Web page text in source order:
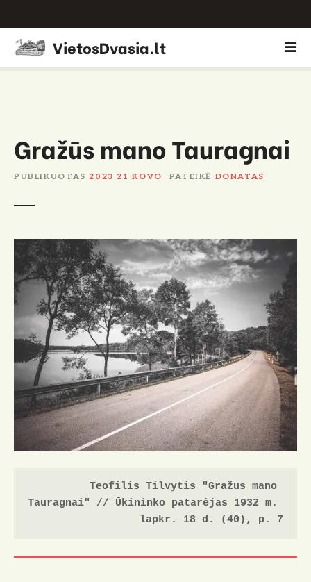
r
VietosDvasia.lt
Gražūs mano Tauragnai
PUBLIKUOTAS 2023 21 KOVO PATEIKĖ DONATAS
Teofilis Tilvytis "Gražus mano
Tauragnai" // Ūkininko patarėjas 1932 m.
lapkr. 18 d. (40), p. 7